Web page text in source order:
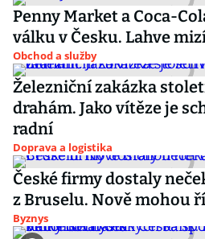
Penny Market a Coca-
válku v Česku. Lahve
Obchod a služby
Železniční zakázka
drahám. Jako vítěze je
radní
Doprava a logistika
České firmy dostaly
z Bruselu. Nově mohou
Byznys